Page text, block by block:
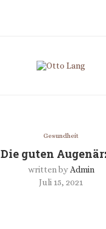
Gesundheit
Die guten
written by Admin
Juli 15, 2021